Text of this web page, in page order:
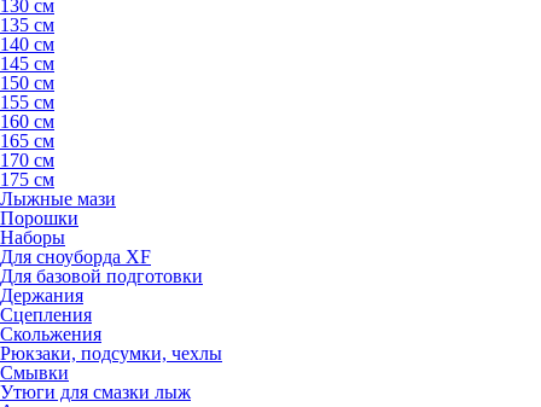
130 см
135 см
140 см
145 см
150 см
155 см
160 см
165 см
170 см
175 см
Лыжные мази
Порошки
Наборы
Для сноуборда XF
Для базовой подготовки
Держания
Сцепления
Скольжения
Рюкзаки, подсумки, чехлы
Смывки
Утюги для смазки лыж